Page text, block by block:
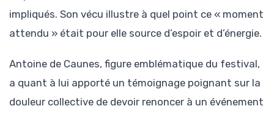
impliqués. Son vécu illustre à quel point ce « moment
attendu » était pour elle source d’espoir et d’énergie.
Antoine de Caunes, figure emblématique du festival,
a quant à lui apporté un témoignage poignant sur la
douleur collective de devoir renoncer à un événement